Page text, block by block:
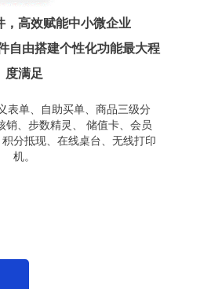
，高效赋能中小微企业
自由搭建个性化功能最大程
度满足
表单、自助买单、商品三级分
销、步数精灵、 储值卡、会员
分抵现、在线桌台、无线打印
机。